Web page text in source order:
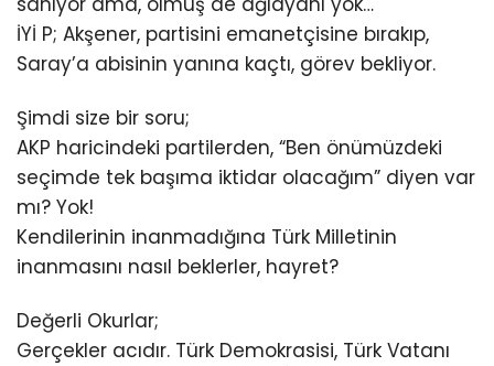
İYİ P; Akşener, partisini emanetçisine bırakıp,
Saray’a abisinin yanına kaçtı, görev bekliyor.
Şimdi size bir soru;
AKP haricindeki partilerden, “Ben önümüzdeki
seçimde tek başıma iktidar olacağım” diyen var
mı? Yok!
Kendilerinin inanmadığına Türk Milletinin
inanmasını nasıl beklerler, hayret?
Değerli Okurlar;
Gerçekler acıdır. Türk Demokrasisi, Türk Vatanı